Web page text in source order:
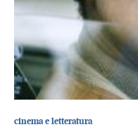
cinema e letteratura